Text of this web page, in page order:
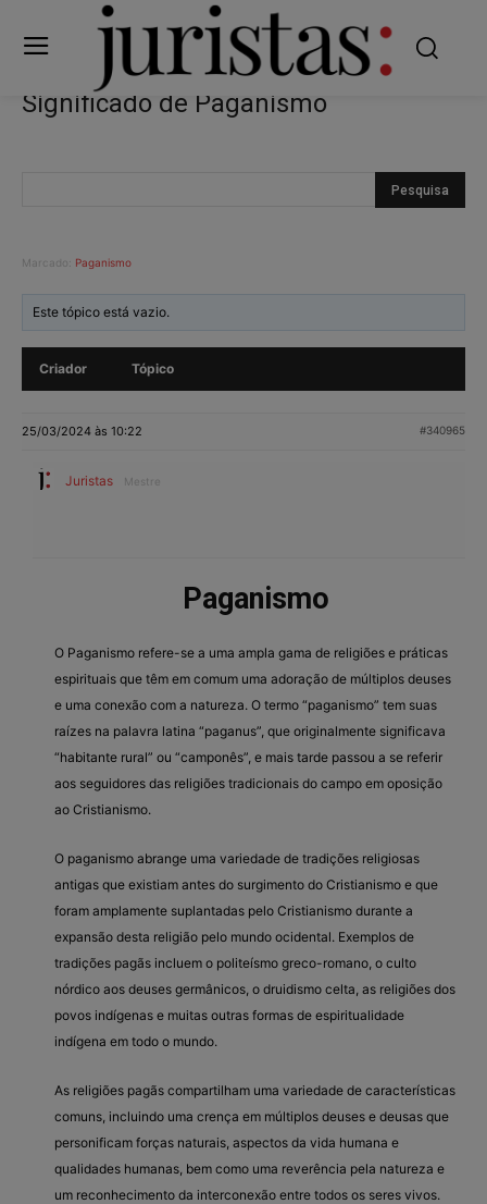
Significado de Paganismo
Marcado: Paganismo
Este tópico está vazio.
Criador Tópico
25/03/2024 às 10:22 #340965
Juristas Mestre
Paganismo
O Paganismo refere-se a uma ampla gama de religiões e práticas
espirituais que têm em comum uma adoração de múltiplos deuses
e uma conexão com a natureza. O termo “paganismo” tem suas
raízes na palavra latina “paganus”, que originalmente significava
“habitante rural” ou “camponês”, e mais tarde passou a se referir
aos seguidores das religiões tradicionais do campo em oposição
ao Cristianismo.
O paganismo abrange uma variedade de tradições religiosas
antigas que existiam antes do surgimento do Cristianismo e que
foram amplamente suplantadas pelo Cristianismo durante a
expansão desta religião pelo mundo ocidental. Exemplos de
tradições pagãs incluem o politeísmo greco-romano, o culto
nórdico aos deuses germânicos, o druidismo celta, as religiões dos
povos indígenas e muitas outras formas de espiritualidade
indígena em todo o mundo.
As religiões pagãs compartilham uma variedade de características
comuns, incluindo uma crença em múltiplos deuses e deusas que
personificam forças naturais, aspectos da vida humana e
qualidades humanas, bem como uma reverência pela natureza e
um reconhecimento da interconexão entre todos os seres vivos.